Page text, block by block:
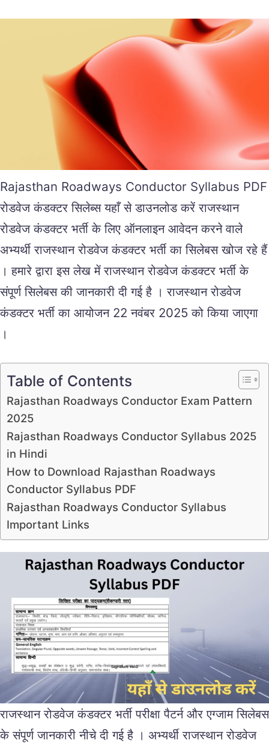
Rajasthan Roadways Conductor Syllabus PDF
रोडवेज कंडक्टर सिलेब्स यहाँ से डाउनलोड करें राजस्थान
रोडवेज कंडक्टर भर्ती के लिए ऑनलाइन आवेदन करने वाले
अभ्यर्थी राजस्थान रोडवेज कंडक्टर भर्ती का सिलेबस खोज रहे हैं
। हमारे द्वारा इस लेख में राजस्थान रोडवेज कंडक्टर भर्ती के
संपूर्ण सिलेबस की जानकारी दी गई है । राजस्थान रोडवेज
कंडक्टर भर्ती का आयोजन 22 नवंबर 2025 को किया जाएगा
।
Table of Contents
Rajasthan Roadways Conductor Exam Pattern
2025
Rajasthan Roadways Conductor Syllabus 2025
in Hindi
How to Download Rajasthan Roadways
Conductor Syllabus PDF
Rajasthan Roadways Conductor Syllabus
Important Links
राजस्थान रोडवेज कंडक्टर भर्ती परीक्षा पैटर्न और एग्जाम सिलेबस
के संपूर्ण जानकारी नीचे दी गई है । अभ्यर्थी राजस्थान रोडवेज